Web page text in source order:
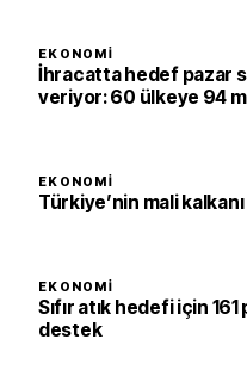
EKONOMI
İhracatta hedef pazar
veriyor: 60 ülkeye 94
EKONOMI
Türkiye’nin mali
EKONOMI
Sıfır atık hedefi için
destek